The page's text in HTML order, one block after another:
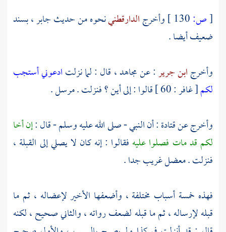
[ص: وأخرجالدارقطنينحوه من حديثجابر، بسند
ضعيف أيضا .
وأخرجابن جرير: عنمجاهد، قال : لما نزلتادعوني أستجب
لكم[ غافر : 60 ] قالوا : إلى أين ؟ فنزلت . مرسل .
وأخرج عنقتادة: أن النبي - صلى الله عليه وسلم - قال :إن أخا
لكم قد مات فصلوا عليه فقالوا : إنه كان لا يصلي إلى القبلة ،
فنزلت . معضل غريب جدا .
فهذه خمسة أسباب مختلفة ، وأضعفها الأخير لإعضاله ، ثم ما
قبله لإرساله ، ثم ما قبله لضعف رواته ، والثاني صحيح ، لكنه